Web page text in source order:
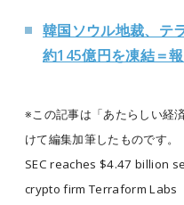
韓国ソウル地裁、テ
約145億円を凍結＝
※この記事は「あたらしい経
けて編集加筆したものです。
SEC reaches $4.47 billion
crypto firm Terraform Labs